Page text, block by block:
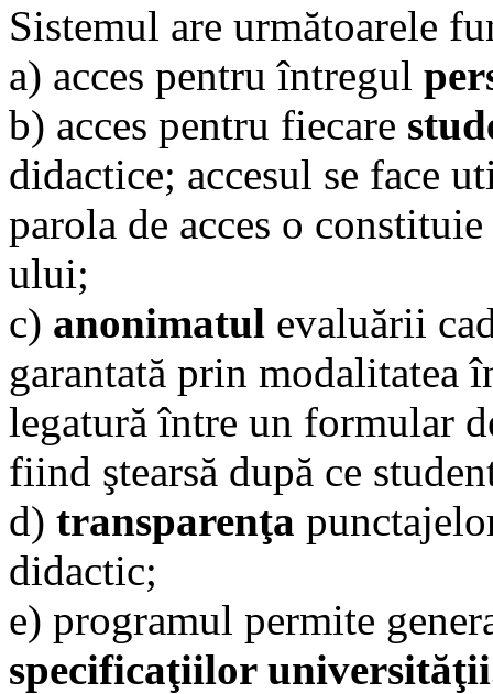
Sistemul are următoarele
a) acces pentru întregul
b) acces pentru fiecare
didactice; accesul se face
parola de acces o
ului;
c) anonimatul evaluării
garantată prin modalitatea
legatură între un formular
fiind ştearsă după ce
d) transparenţa
didactic;
e) programul permite
specificaţiilor